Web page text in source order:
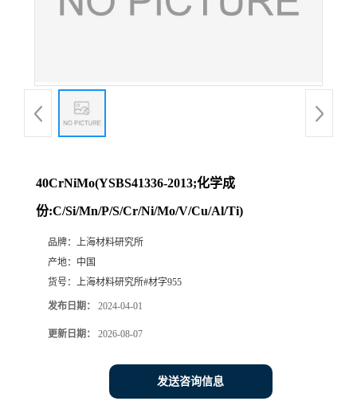
40CrNiMo(YSBS41336-2013;化学成
份:C/Si/Mn/P/S/Cr/Ni/Mo/V/Cu/Al/Ti)
品牌： 上海材料研究所
产地： 中国
货号： 上海材料研究所#材字955
发布日期： 2024-04-01
更新日期： 2026-08-07
发送咨询信息